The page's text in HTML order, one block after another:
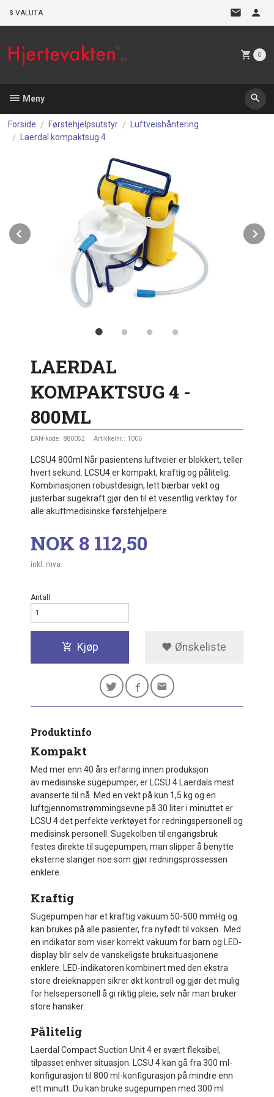
VALUTA
0
Meny
Forside Førstehjelpsutstyr
Luftveishåntering
Laerdal kompaktsug 4
Prev
LAERDAL
KOMPAKTSUG 4 -
800ML
EAN-kode: 880052 Artikkelnr.: 1006
LCSU4 800ml Når pasientens luftveier er blokkert, teller
hvert sekund. LCSU4 er kompakt, kraftig og pålitelig.
Kombinasjonen robustdesign, lett bærbar vekt og
justerbar sugekraft gjør den til et vesentlig verktøy for
alle akuttmedisinske førstehjelpere.
Pris
NOK 8 112,50
inkl. mva.
Antall
Kjøp Ønskeliste
Produktinfo
Kompakt
Med mer enn 40 års erfaring innen produksjon
av medisinske sugepumper, er LCSU 4 Laerdals mest
avanserte til nå. Med en vekt på kun 1,5 kg og en
luftgjennomstrømmingsevne på 30 liter i minuttet er
LCSU 4 det perfekte verktøyet for redningspersonell og
medisinsk personell. Sugekolben til engangsbruk
festes direkte til sugepumpen, man slipper å benytte
eksterne slanger noe som gjør redningsprossessen
enklere.
Kraftig
Sugepumpen har et kraftig vakuum 50-500 mmHg og
kan brukes på alle pasienter, fra nyfødt til voksen. Med
en indikator som viser korrekt vakuum for barn og LED-
display blir selv de vanskeligste bruksituasjonene
enklere. LED-indikatoren kombinert med den ekstra
store dreieknappen sikrer økt kontroll og gjør det mulig
for helsepersonell å gi riktig pleie, selv når man bruker
store hansker.
Pålitelig
Laerdal Compact Suction Unit 4 er svært fleksibel,
tilpasset enhver situasjon. LCSU 4 kan gå fra 300 ml-
konfigurasjon til 800 ml-konfigurasjon på mindre enn
ett minutt. Du kan bruke sugepumpen med 300 ml